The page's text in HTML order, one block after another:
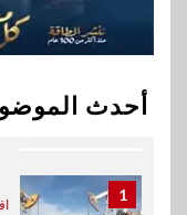
أحدث
1